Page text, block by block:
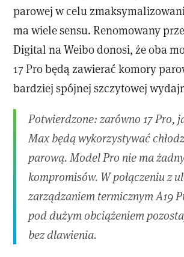
parowej w celu
ma wiele sensu. Renomowany
Digital na Weibo donosi, że oba
17 Pro będą zawierać komory
bardziej spójnej szczytowej
Potwierdzone: zarówno 17 Pro,
Max będą wykorzystywać
parową. Model Pro nie ma
kompromisów. W połączeniu z
zarządzaniem termicznym A19
pod dużym obciążeniem
bez dławienia.